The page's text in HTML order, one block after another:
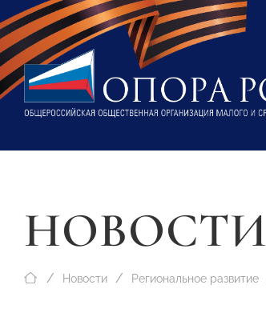
НОВОСТИ
Новости Региональное развитие